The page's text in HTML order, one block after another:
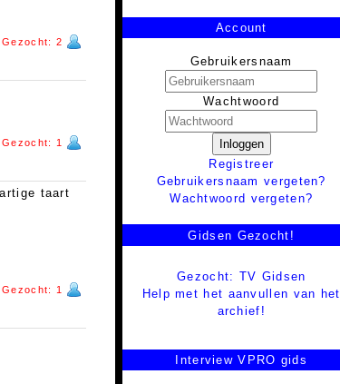
Gezocht: 2
Gezocht: 1
taart
Gezocht: 1
Account
Gebruikersnaam
Wachtwoord
Inloggen
Registreer
Gebruikersnaam vergeten?
Wachtwoord vergeten?
Gidsen Gezocht!
Gezocht: TV Gidsen
Help met het aanvullen van het
archief!
Interview VPRO gids